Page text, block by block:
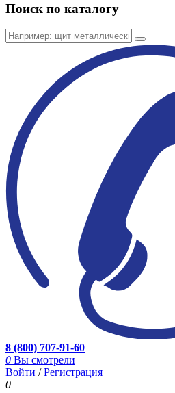
Поиск по каталогу
8 (800) 707-91-60
0 Вы смотрели
Войти /Регистрация
0